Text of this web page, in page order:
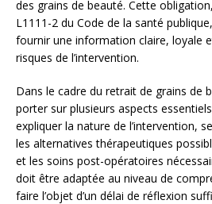
des grains de beauté. Cette
L1111-2 du Code de la santé
fournir une information claire, loyale
risques de l’intervention.
Dans le cadre du retrait de grains de
porter sur plusieurs aspects
expliquer la nature de l’intervention,
les alternatives thérapeutiques
et les soins post-opératoires
doit être adaptée au niveau de
faire l’objet d’un délai de réflexion